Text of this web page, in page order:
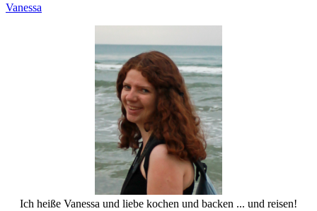
Vanessa
Ich heiße Vanessa und liebe kochen und backen ... und reisen!